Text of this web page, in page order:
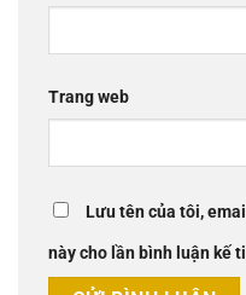
Trang web
Lưu tên của tôi,
này cho lần bình luận kế